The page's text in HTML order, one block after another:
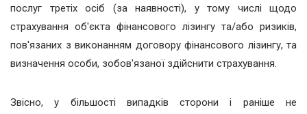
послуг третіх осіб (за наявності), у тому числі щодо
страхування об'єкта фінансового лізингу та/або ризиків,
пов'язаних з виконанням договору фінансового лізингу, та
визначення особи, зобов'язаної здійснити страхування.
Звісно, у більшості випадків сторони і раніше не